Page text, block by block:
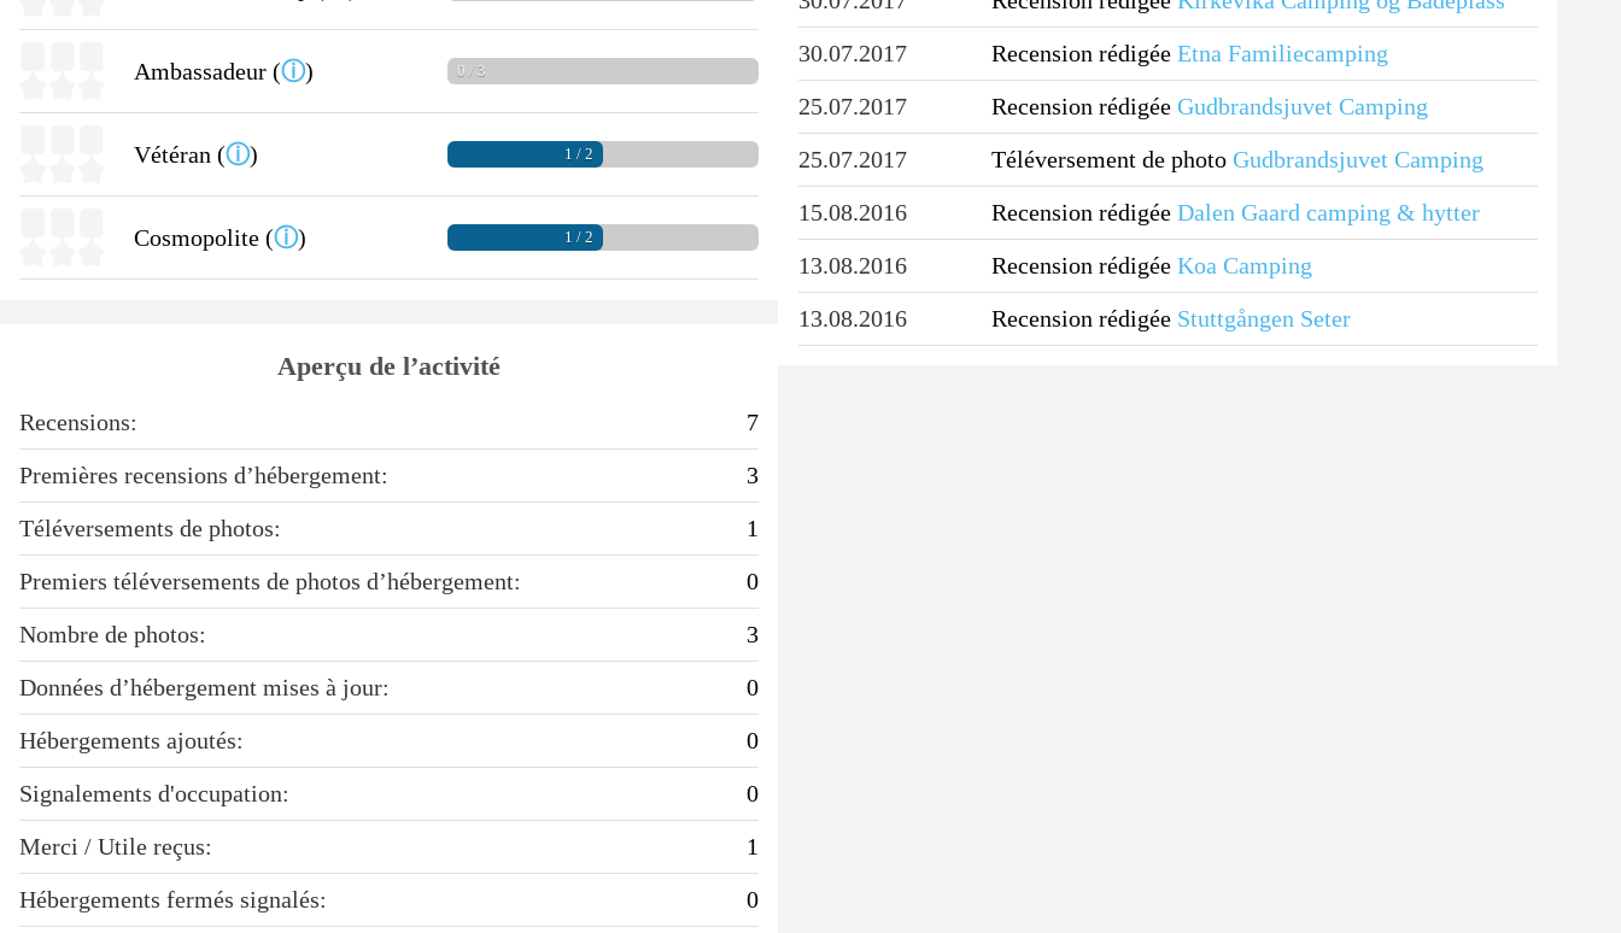
Ambassadeur (ⓘ) 0 / 3
Vétéran (ⓘ) 1 / 2
Cosmopolite (ⓘ) 1 / 2
Aperçu de l’activité
Recensions:
7
Premières recensions d’hébergement:
3
Téléversements de photos:
1
Premiers téléversements de photos d’hébergement:
0
Nombre de photos:
3
Données d’hébergement mises à jour:
0
Hébergements ajoutés:
0
Signalements d'occupation:
0
Merci / Utile reçus:
1
Hébergements fermés signalés:
0
30.07.2017
Recension rédigée Etna Familiecamping
25.07.2017
Recension rédigée Gudbrandsjuvet Camping
25.07.2017
Téléversement de photo Gudbrandsjuvet Camping
15.08.2016
Recension rédigée Dalen Gaard camping & hytter
13.08.2016
Recension rédigée Koa Camping
13.08.2016
Recension rédigée Stuttgången Seter